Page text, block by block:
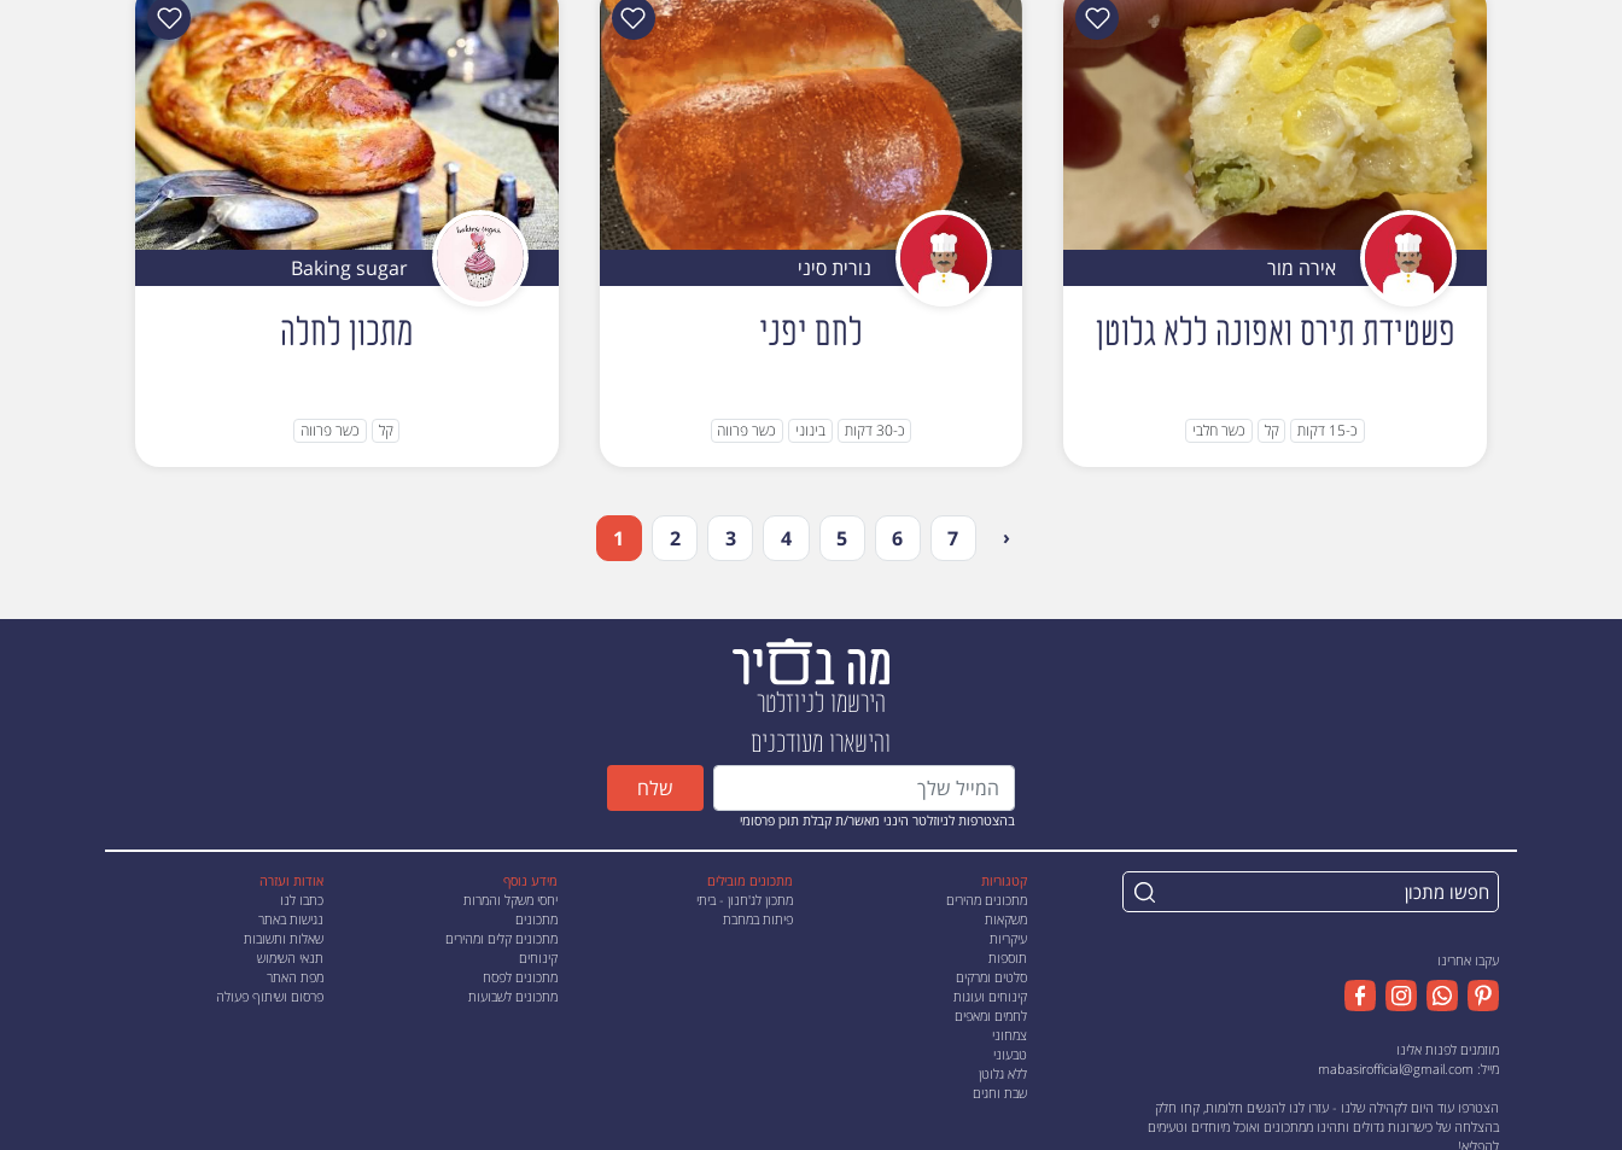
אירה מור
פשטידת תירס ואפונה ללא גלוטן
כ-15 דקות קל כשר חלבי
נורית סיני
לחם יפני
כ-30 דקות בינוני כשר פרווה
Baking sugar
מתכון לחלה
קל כשר פרווה
1 2 3 4 5 6 7 ‹
הירשמו לניוזלטר
והישארו מעודכנים
בהצטרפות לניוזלטר הינני מאשר/ת קבלת תוכן פרסומי
שלח
עקבו אחרינו
מוזמנים לפנות אלינו
מייל: mabasirofficial@gmail.com
הצטרפו עוד היום לקהילה שלנו - עזרו לנו להגשים חלומות, קחו חלק
בהצלחה של כישרונות גדולים ותהינו ממתכונים ואוכל מיוחדים וטעימים
להפליא!
קטגוריות
מתכונים מהירים
משקאות
עיקריות
תוספות
סלטים ומרקים
קינוחים ועוגות
לחמים ומאפים
צמחוני
טבעוני
ללא גלוטן
שבת וחגים
מתכונים מובילים
מתכון לג'חנון - ביתי
פיתות במחבת
מידע נוסף
יחסי משקל והמרות
מתכונים
מתכונים קלים ומהירים
קינוחים
מתכונים לפסח
מתכונים לשבועות
אודות ועזרה
כתבו לנו
נגישות באתר
שאלות ותשובות
תנאי השימוש
מפת האתר
פרסום ושיתוף פעולה